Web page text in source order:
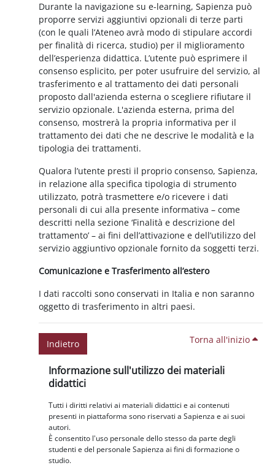
Durante la navigazione su e-learning, Sapienza può
proporre servizi aggiuntivi opzionali di terze parti
(con le quali l’Ateneo avrà modo di stipulare accordi
per finalità di ricerca, studio) per il miglioramento
dell’esperienza didattica. L’utente può esprimere il
consenso esplicito, per poter usufruire del servizio, al
trasferimento e al trattamento dei dati personali
proposto dall'azienda esterna o scegliere rifiutare il
servizio opzionale. L'azienda esterna, prima del
consenso, mostrerà la propria informativa per il
trattamento dei dati che ne descrive le modalità e la
tipologia dei trattamenti.
Qualora l’utente presti il proprio consenso, Sapienza,
in relazione alla specifica tipologia di strumento
utilizzato, potrà trasmettere e/o ricevere i dati
personali di cui alla presente informativa – come
descritti nella sezione ‘Finalità e descrizione del
trattamento’ – ai fini dell’attivazione e dell’utilizzo del
servizio aggiuntivo opzionale fornito da soggetti terzi.
Comunicazione e Trasferimento all’estero
I dati raccolti sono conservati in Italia e non saranno
oggetto di trasferimento in altri paesi.
Indietro Torna all'inizio
Blocchi
Informazione sull'utilizzo dei materiali
didattici
Tutti i diritti relativi ai materiali didattici e ai contenuti
presenti in piattaforma sono riservati a Sapienza e ai suoi
autori.
È consentito l'uso personale dello stesso da parte degli
studenti e del personale Sapienza ai fini di formazione o
studio.